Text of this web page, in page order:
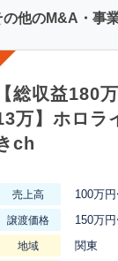
の他のM&A・事
【総収益180
万】ホロラ
ch
売上高 100万
譲渡価格 150万
地域 関東